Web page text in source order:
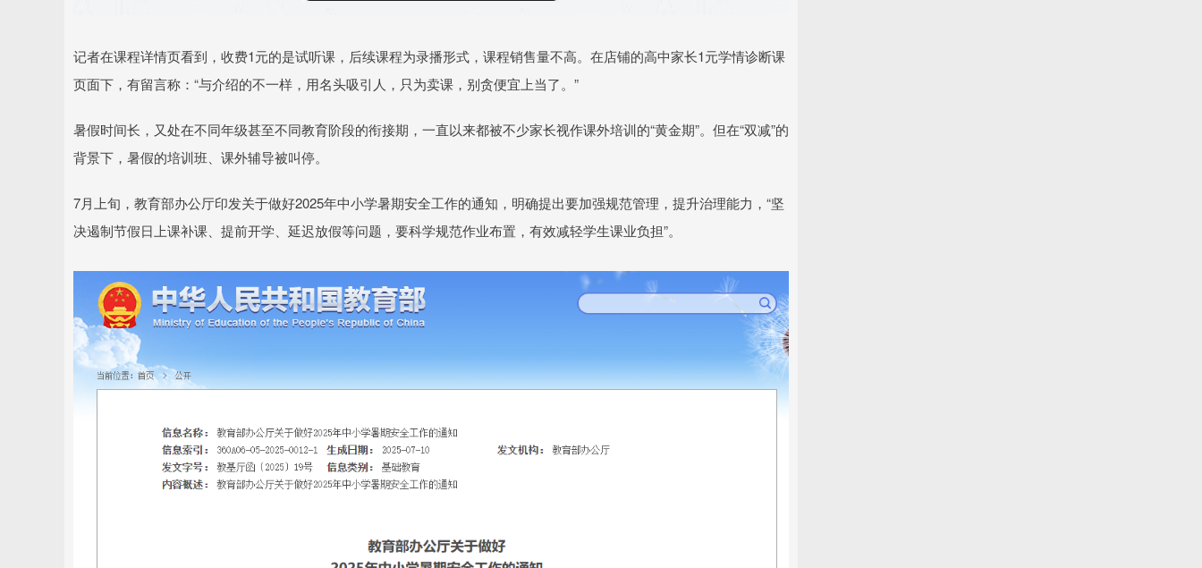
记者在课程详情页看到，收费1元的是试听课，后续课程为录播形式，课程销售量不高。在店铺的高中家长1元学情诊断课
页面下，有留言称：“与介绍的不一样，用名头吸引人，只为卖课，别贪便宜上当了。”
暑假时间长，又处在不同年级甚至不同教育阶段的衔接期，一直以来都被不少家长视作课外培训的“黄金期”。但在“双减”的
背景下，暑假的培训班、课外辅导被叫停。
7月上旬，教育部办公厅印发关于做好2025年中小学暑期安全工作的通知，明确提出要加强规范管理，提升治理能力，“坚
决遏制节假日上课补课、提前开学、延迟放假等问题，要科学规范作业布置，有效减轻学生课业负担”。